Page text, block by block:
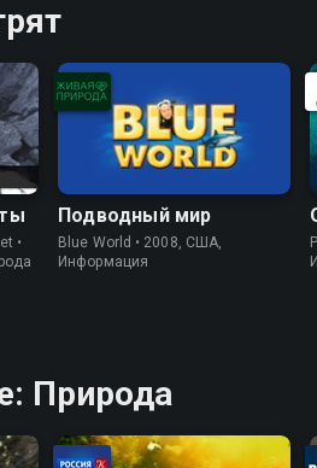
•
Подводный мир
Blue World • 2008, США,
Информация
Природа